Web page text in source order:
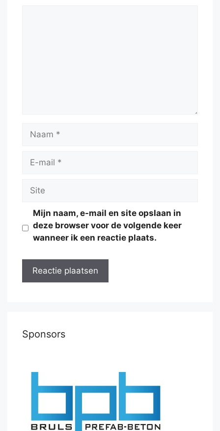
Naam
Site
Mijn naam, e-mail en site opslaan in
deze browser voor de volgende keer
wanneer ik een reactie plaats.
Sponsors